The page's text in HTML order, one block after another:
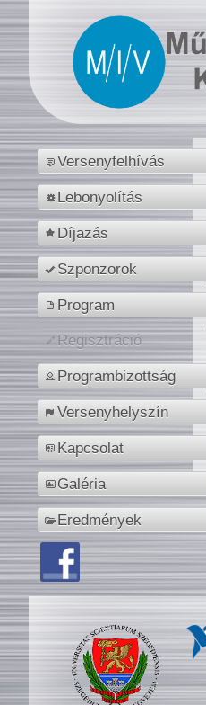
Versenyfelhívás
Lebonyolítás
Díjazás
Szponzorok
Program
Regisztráció
Programbizottság
Versenyhelyszín
Kapcsolat
Galéria
Eredmények